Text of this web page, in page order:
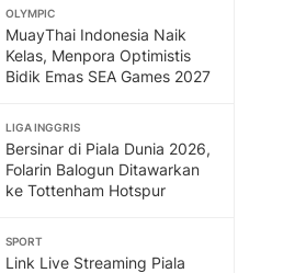
OLYMPIC
MuayThai Indonesia Naik
Kelas, Menpora Optimistis
Bidik Emas SEA Games 2027
LIGA INGGRIS
Bersinar di Piala Dunia 2026,
Folarin Balogun Ditawarkan
ke Tottenham Hotspur
SPORT
Link Live Streaming Piala